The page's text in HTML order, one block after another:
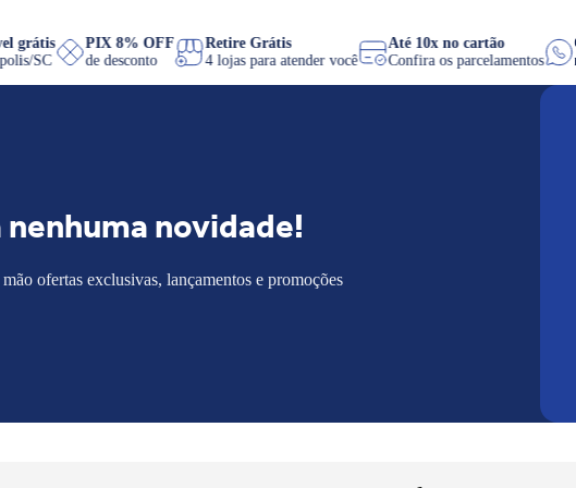
móvel grátis
SC
PIX 8% OFF
de desconto
Retire Grátis
4 lojas para atender você
Até 10x no cartão
Confira os parcelamentos
novidade!
ofertas exclusivas, lançamentos e promoções